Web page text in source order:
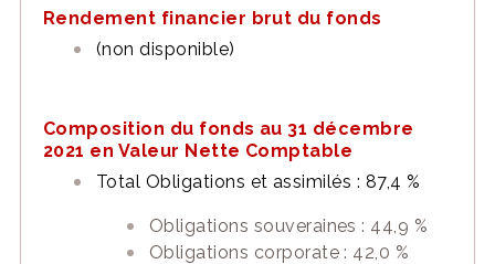
Rendement financier brut du fonds
(non disponible)
Composition du fonds au 31 décembre
2021 en Valeur Nette Comptable
Total Obligations et assimilés : 87,4 %
Obligations souveraines : 44,9 %
Obligations corporate : 42,0 %